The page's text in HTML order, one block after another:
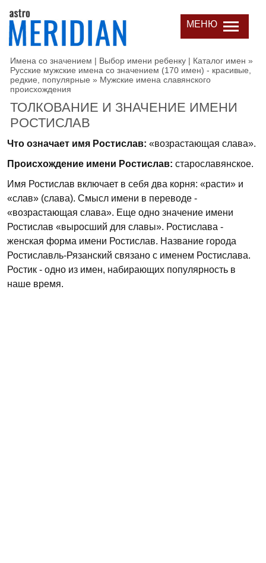
МЕНЮ
Имена со значением | Выбор имени ребенку | Каталог имен »
Русские мужские имена со значением (170 имен) - красивые,
редкие, популярные » Мужские имена славянского
происхождения
ТОЛКОВАНИЕ И ЗНАЧЕНИЕ ИМЕНИ
РОСТИСЛАВ
Что означает имя Ростислав: «возрастающая слава».
Происхождение имени Ростислав: старославянское.
Имя Ростислав включает в себя два корня: «расти» и
«слав» (слава). Смысл имени в переводе -
«возрастающая слава». Еще одно значение имени
Ростислав «выросший для славы». Ростислава -
женская форма имени Ростислав. Название города
Ростиславль-Рязанский связано с именем Ростислава.
Ростик - одно из имен, набирающих популярность в
наше время.